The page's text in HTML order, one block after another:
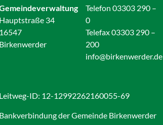
Hauptstraße 34
16547
Birkenwerder
Telefon 03303 290 –
0
Telefax 03303 290 –
200
info@birkenwerder.de
Leitweg-ID: 12-12992262160055-69
Bankverbindung der Gemeinde Birkenwerder